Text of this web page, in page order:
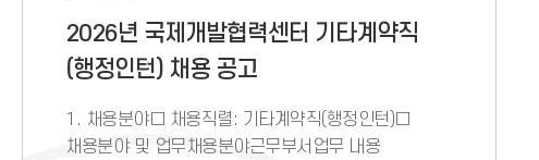
2026년 국제개발협력센터 기타계약직
(행정인턴) 채용 공고
1. 채용분야□ 채용직렬: 기타계약직(행정인턴)□
채용분야 및 업무채용분야근무부서업무 내용